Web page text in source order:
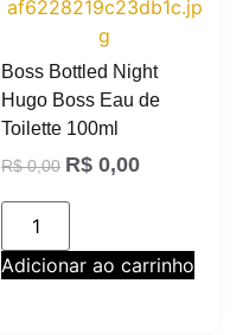
Boss Bottled Night
Hugo Boss Eau de
Toilette 100ml
R$0,00 R$ 0,00
Adicionar ao carrinho